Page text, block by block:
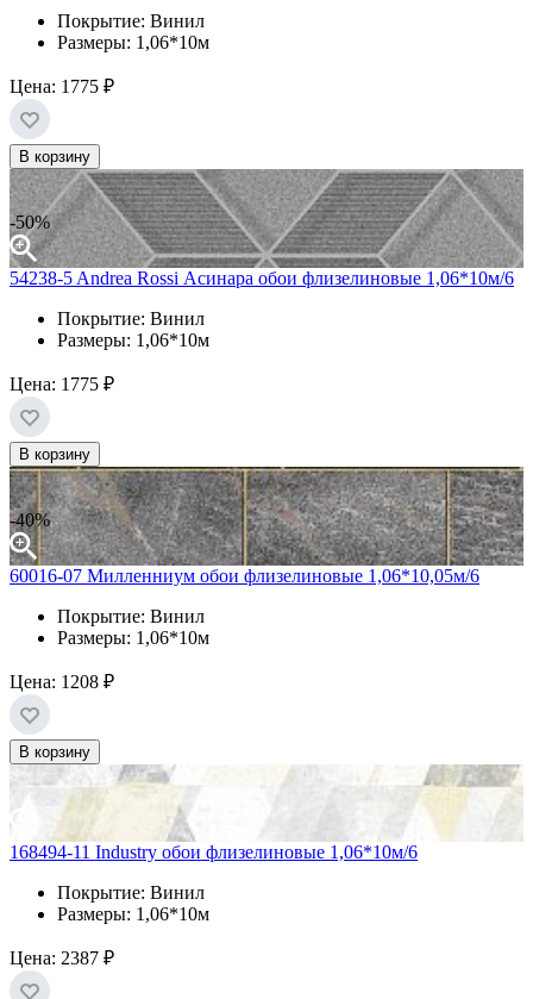
Покрытие: Винил
Размеры: 1,06*10м
Цена: 1775 ₽
В корзину
-50%
54238-5 Andrea Rossi Асинара обои флизелиновые 1,06*10м/6
Покрытие: Винил
Размеры: 1,06*10м
Цена: 1775 ₽
В корзину
-40%
60016-07 Милленниум обои флизелиновые 1,06*10,05м/6
Покрытие: Винил
Размеры: 1,06*10м
Цена: 1208 ₽
В корзину
168494-11 Industry обои флизелиновые 1,06*10м/6
Покрытие: Винил
Размеры: 1,06*10м
Цена: 2387 ₽